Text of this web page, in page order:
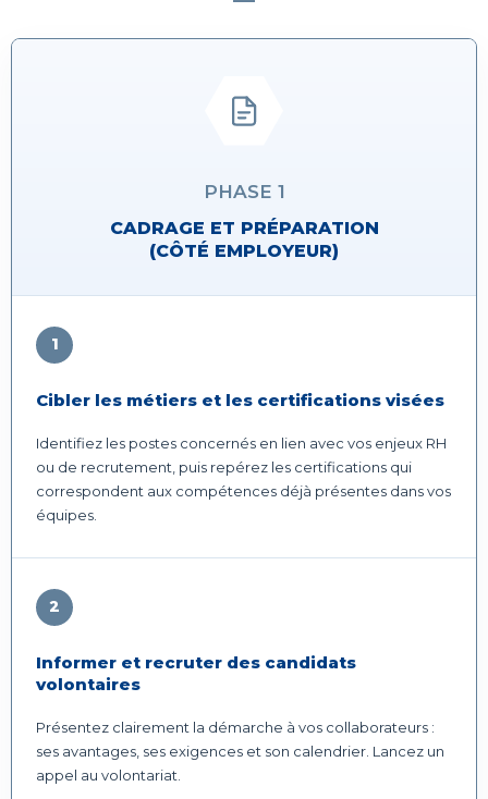
PHASE 1
CADRAGE ET PRÉPARATION
(CÔTÉ EMPLOYEUR)
1
Cibler les métiers et les certifications visées
Identifiez les postes concernés en lien avec vos enjeux RH
ou de recrutement, puis repérez les certifications qui
correspondent aux compétences déjà présentes dans vos
équipes.
2
Informer et recruter des candidats
volontaires
Présentez clairement la démarche à vos collaborateurs :
ses avantages, ses exigences et son calendrier. Lancez un
appel au volontariat.